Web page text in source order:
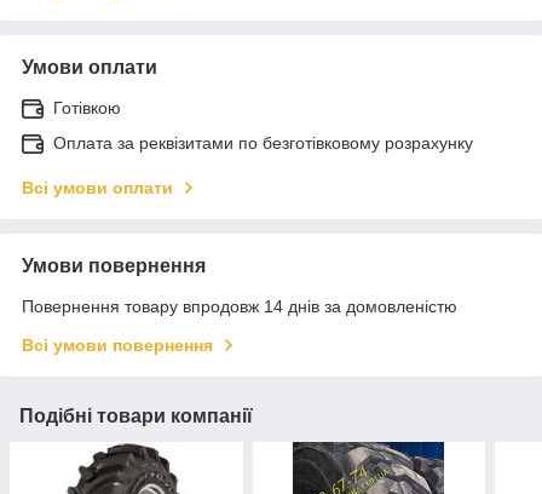
Умови оплати
Готівкою
Оплата за реквізитами по безготівковому розрахунку
Всі умови оплати
Умови повернення
Повернення товару впродовж 14 днів за домовленістю
Всі умови повернення
Подібні товари компанії